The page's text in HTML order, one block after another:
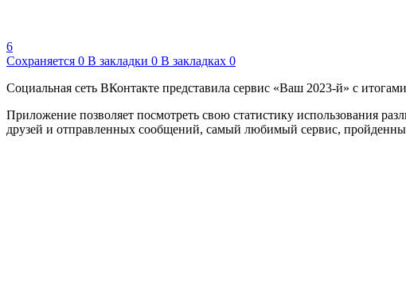
6
Сохраняется 0 В закладки 0 В закладках 0
Социальная сеть ВКонтакте представила сервис «Ваш 2023-й» с
Приложение позволяет посмотреть свою статистику использования
друзей и отправленных сообщений, самый любимый сервис,